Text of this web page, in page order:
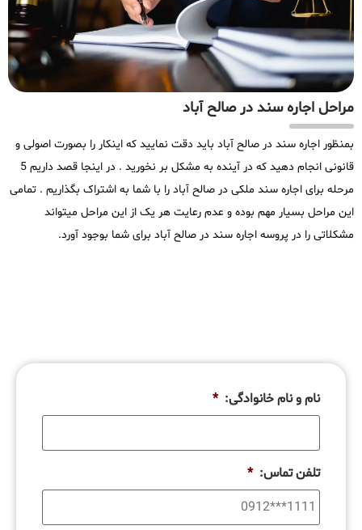
مراحل اجاره سند در صالح آباد
بمنظور اجاره سند در صالح آباد باید دقت نمایید که اینکار را بصورت اصولی و
قانونی انجام دهید که در آینده به مشکل بر نخورید . در اینجا قصد داریم 5
مرحله برای اجاره سند ملکی در صالح آباد را با شما به اشتراک بگذاریم . تمامی
این مراحل بسیار مهم بوده و عدم رعایت هر یک از این مراحل میتواند
مشکلاتی را در پروسه اجاره سند در صالح آباد برای شما بوجود آورد.
نام و نام خانوادگی: *
تلفن تماس: *